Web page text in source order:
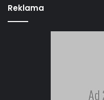
Reklama